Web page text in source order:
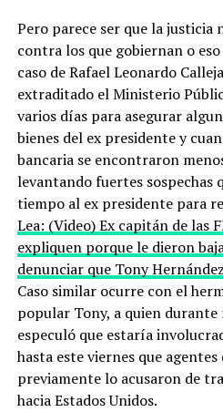
Pero parece ser que la justicia
contra los que gobiernan o
caso de Rafael Leonardo
extraditado el Ministerio
varios días para asegurar
bienes del ex presidente y
bancaria se encontraron
levantando fuertes sospechas
tiempo al ex presidente para
Lea: (Video) Ex capitán de las
expliquen porque le dieron
denunciar que Tony
Caso similar ocurre con el
popular Tony, a quien durante
especuló que estaría
hasta este viernes que
previamente lo acusaron de
hacia Estados Unidos.